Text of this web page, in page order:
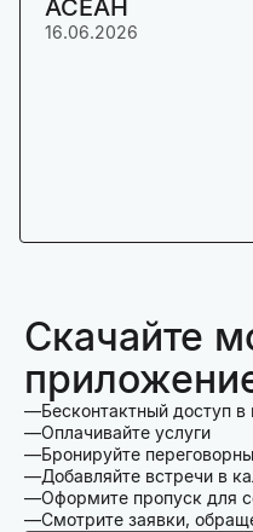
АСЕАН
16.06.2026
Скачайте
Бесконтактный доступ в
Оплачивайте услуги
Бронируйте
Добавляйте встречи в
Оформите пропуск для
Смотрите заявки,